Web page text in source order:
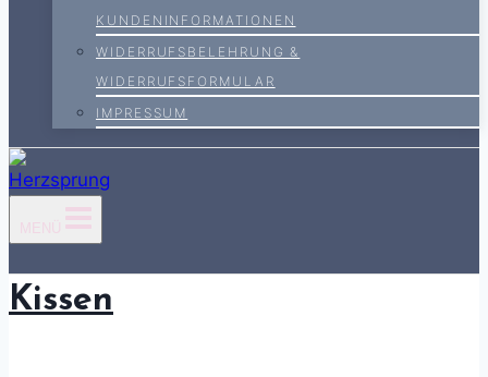
KUNDENINFORMATIONEN
WIDERRUFSBELEHRUNG &
WIDERRUFSFORMULAR
IMPRESSUM
MENÜ
Kissen